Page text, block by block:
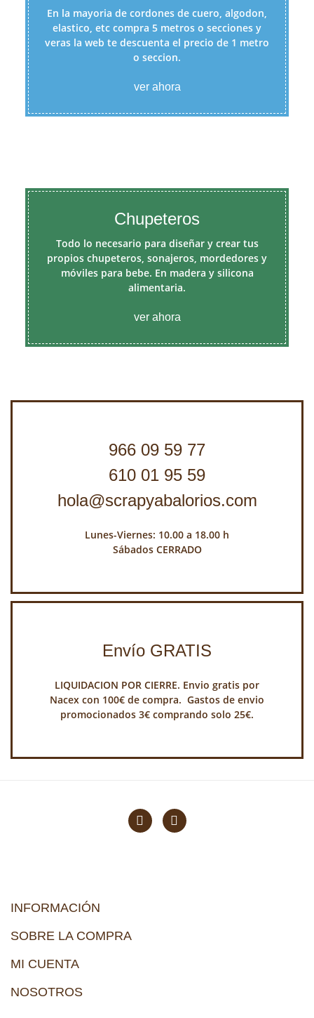
En la mayoria de cordones de cuero, algodon,
elastico, etc compra 5 metros o secciones y
veras la web te descuenta el precio de 1 metro
o seccion.
ver ahora
Chupeteros
Todo lo necesario para diseñar y crear tus
propios chupeteros, sonajeros, mordedores y
móviles para bebe. En madera y silicona
alimentaria.
ver ahora
966 09 59 77
610 01 95 59
hola@scrapyabalorios.com
Lunes-Viernes: 10.00 a 18.00 h
Sábados CERRADO
Envío GRATIS
LIQUIDACION POR CIERRE. Envio gratis por
Nacex con 100€ de compra. Gastos de envio
promocionados 3€ comprando solo 25€.
INFORMACIÓN
SOBRE LA COMPRA
MI CUENTA
NOSOTROS